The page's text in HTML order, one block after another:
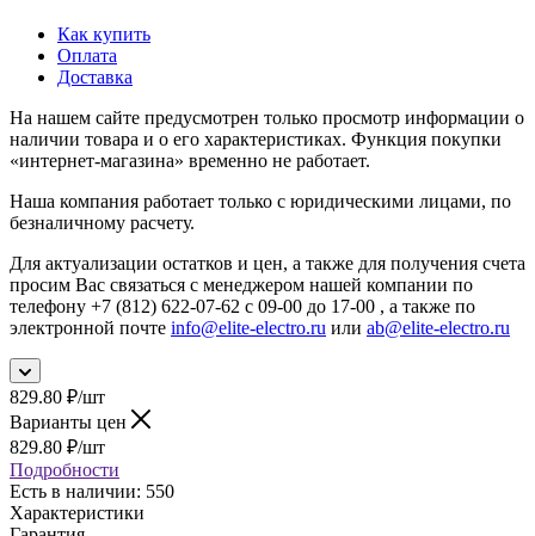
Как купить
Оплата
Доставка
На нашем сайте предусмотрен только просмотр информации о
наличии товара и о его характеристиках. Функция покупки
«интернет-магазина» временно не работает.
Наша компания работает только с юридическими лицами, по
безналичному расчету.
Для актуализации остатков и цен, а также для получения счета
просим Вас связаться с менеджером нашей компании по
телефону +7 (812) 622-07-62 с 09-00 до 17-00 , а также по
электронной почте info@elite-electro.ru или ab@elite-electro.ru
829.80 ₽/шт
Варианты цен
829.80 ₽/шт
Подробности
Есть в наличии: 550
Характеристики